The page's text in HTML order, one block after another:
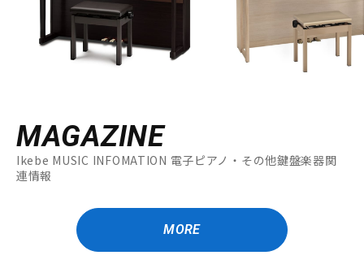
MAGAZINE
Ikebe MUSIC INFOMATION 電子ピアノ・その他鍵盤楽器関
連情報
MORE